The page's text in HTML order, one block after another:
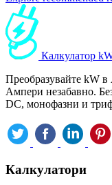
Калкулатор
Преобразувайте kW
Ампери незабавно.
DC, монофазни и
Калкулатори